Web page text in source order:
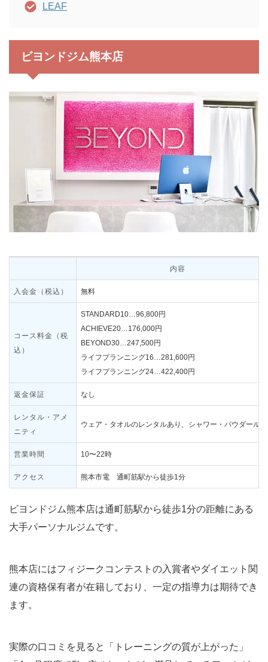
LEAF
ビヨンドジム熊本店
内容
入会金（税込） 無料
コース料金（税
込）
STANDARD10…96,800円
ACHIEVE20…176,000円
BEYOND30…247,500円
ライフプランニング16…281,600円
ライフプランニング24…422,400円
返金保証 なし
レンタル・アメ
ニティ
ウェア・タオルのレンタルあり、シャワー・パウダール
営業時間 10〜22時
アクセス 熊本市電 通町筋駅から徒歩1分
ビヨンドジム熊本店は通町筋駅から徒歩1分の距離にある
大手パーソナルジムです。
熊本店にはフィジークコンテストの入賞者やダイエット関
連の資格保有者が在籍しており、一定の指導力は期待でき
ます。
実際の口コミを見ると「トレーニングの質が上がった」